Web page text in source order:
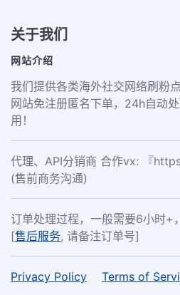
关于我们
网站介绍
我们提供各类海外社交网络刷粉
网站免注册匿名下单，24h自动
用！
代理、API分销商 合作vx: 『
(售前商务沟通)
订单处理过程，一般需要6小时+
[售后服务, 请备注订单号]
Privacy Policy Terms of